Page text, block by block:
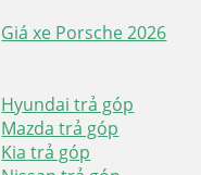
Giá xe Porsche 2026
Hyundai trả góp
Mazda trả góp
Kia trả góp